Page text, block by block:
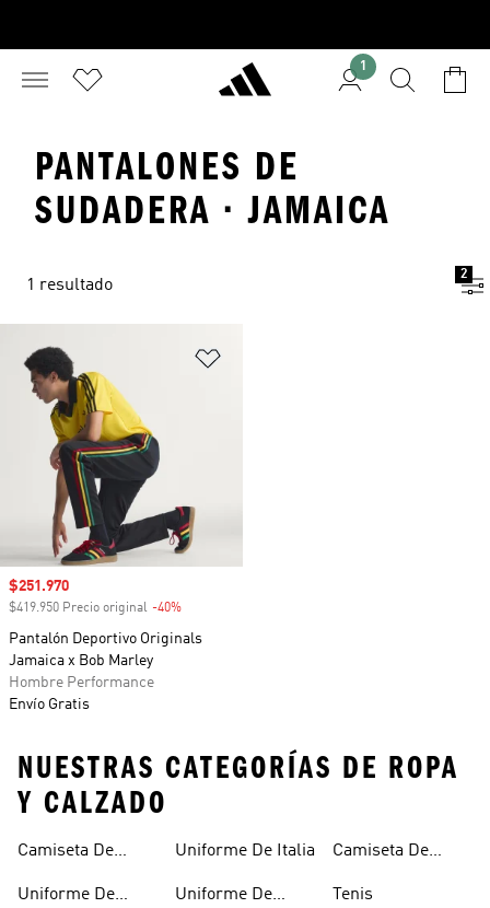
1
PANTALONES DE
SUDADERA · JAMAICA
1 resultado
2
Precio de venta
$251.970
$419.950 Precio original -40%
Pantalón Deportivo Originals
Jamaica x Bob Marley
Hombre Performance
Envío Gratis
NUESTRAS CATEGORÍAS DE ROPA
Y CALZADO
Camiseta De
Uniforme De
Uniforme De Italia
Uniforme De
Camiseta De
Tenis